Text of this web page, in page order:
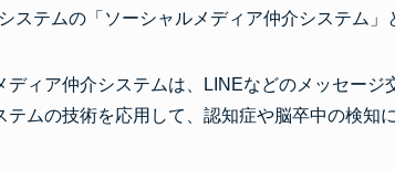
ステムの「ソーシャルメディア仲介システム」
ディア仲介システムは、LINEなどのメッセー
テムの技術を応用して、認知症や脳卒中の検知